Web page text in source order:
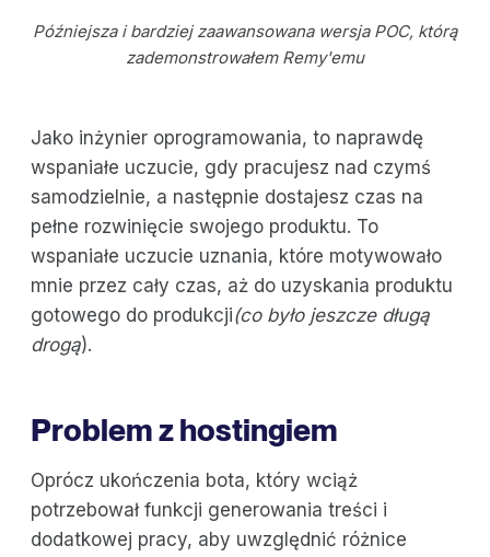
Późniejsza i bardziej zaawansowana wersja POC, którą
zademonstrowałem Remy'emu
Jako inżynier oprogramowania, to naprawdę
wspaniałe uczucie, gdy pracujesz nad czymś
samodzielnie, a następnie dostajesz czas na
pełne rozwinięcie swojego produktu. To
wspaniałe uczucie uznania, które motywowało
mnie przez cały czas, aż do uzyskania produktu
gotowego do produkcji(co było jeszcze długą
drogą).
Problem z hostingiem
Oprócz ukończenia bota, który wciąż
potrzebował funkcji generowania treści i
dodatkowej pracy, aby uwzględnić różnice